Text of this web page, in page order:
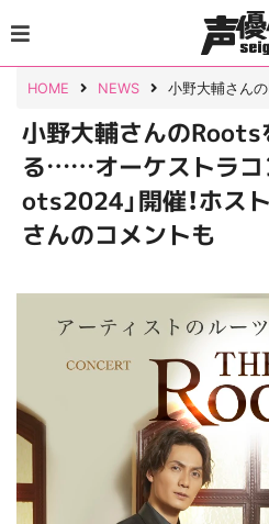
to
content
HOME NEWS 小野大輔さん
小野大輔さんのRoots
る……オーケストラコ
ots2024」開催！ホス
さんのコメントも